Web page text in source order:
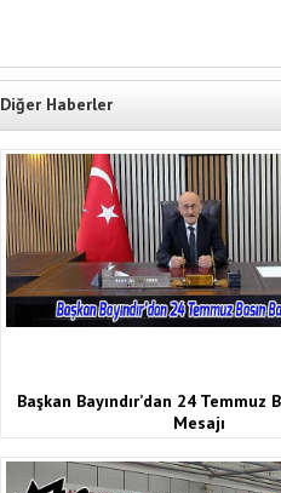
Diğer Haberler
Başkan Bayındır’dan 24 Temmuz
Mesajı